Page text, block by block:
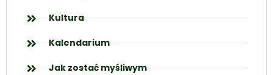
Kultura
Kalendarium
Jak zostać myśliwym